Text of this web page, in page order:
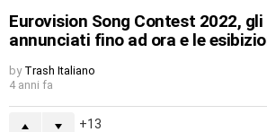
Eurovision Song Contest 2022,
annunciati fino ad ora e le
by Trash Italiano
4 anni fa
13